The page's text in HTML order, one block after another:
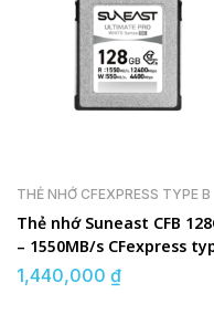
THẺ NHỚ CFEXPRESS TYPE B
Thẻ nhớ Suneast CFB
– 1550MB/s CFexpress
B White SE
1,440,000 ₫